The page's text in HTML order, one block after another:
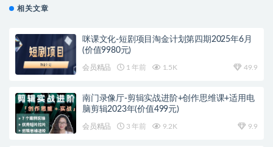
相关文章
咪课文化-短剧项目淘金计划第四期2025年6月
(价值9980元)
会员精品 1 年前 1.5K 49.9
南门录像厅-剪辑实战进阶+创作思维课+适用电
脑剪辑2023年(价值499元)
会员精品 3 年前 9.2K 9.9